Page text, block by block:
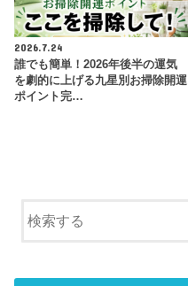
2026.7.24
誰でも簡単！2026年後半の運気
を劇的に上げる九星別お掃除開運
ポイント完…